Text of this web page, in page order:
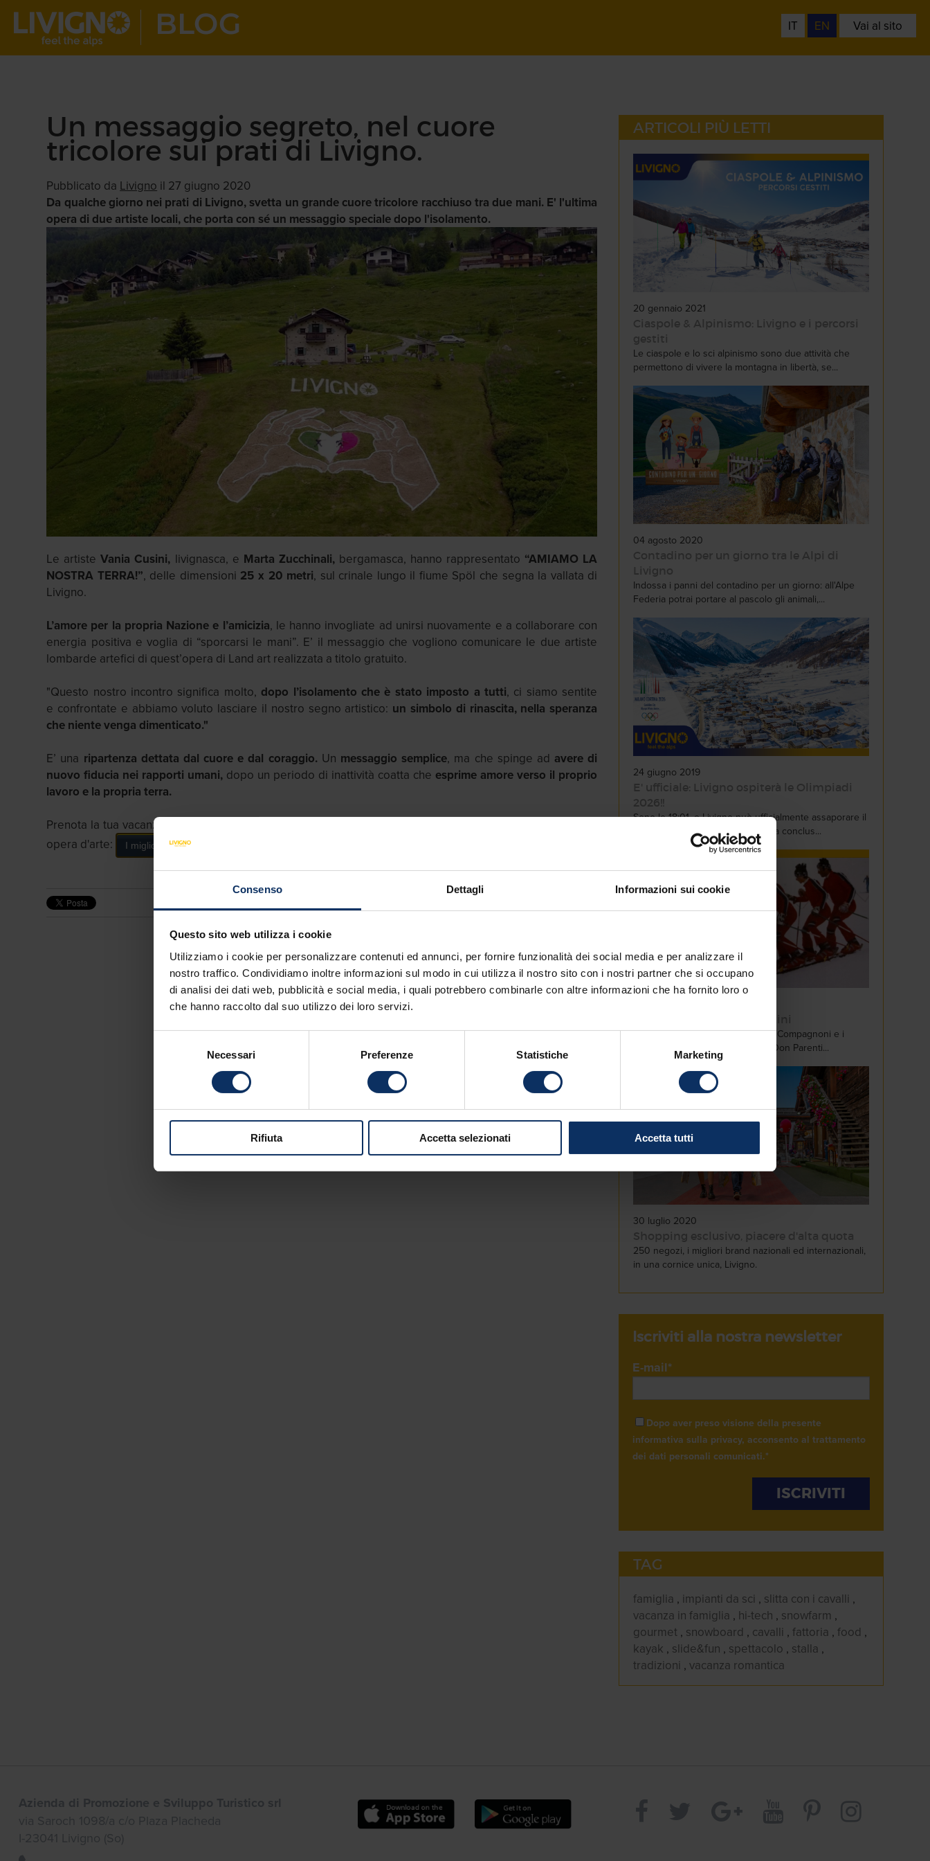
Consenso Dettagli Informazioni sui cookie
Questo sito web utilizza i cookie
Utilizziamo i cookie per personalizzare contenuti ed annunci, per fornire funzionalità dei social media e per analizzare il
nostro traffico. Condividiamo inoltre informazioni sul modo in cui utilizza il nostro sito con i nostri partner che si occupano
di analisi dei dati web, pubblicità e social media, i quali potrebbero combinarle con altre informazioni che ha fornito loro o
che hanno raccolto dal suo utilizzo dei loro servizi.
Necessari Preferenze Statistiche Marketing
Rifiuta Accetta selezionati Accetta tutti
IT EN Vai al sito
Un messaggio segreto, nel cuore
tricolore sui prati di Livigno.
Pubblicato da Livigno il 27 giugno 2020
Da qualche giorno nei prati di Livigno, svetta un grande cuore tricolore racchiuso tra due mani. E' l'ultima
opera di due artiste locali, che porta con sé un messaggio speciale dopo l'isolamento.
Le artisteVania Cusini, livignasca, e Marta Zucchinali,bergamasca, hanno rappresentato “AMIAMO LA
NOSTRA TERRA!”, delle dimensioni 25 x 20 metri, sul crinale lungo il fiume Spöl che segna la vallata di
Livigno.
L’amore per la propria Nazione e l’amicizia, le hanno invogliate ad unirsi nuovamente e a collaborare con
energia positiva e voglia di “sporcarsi le mani”. E’ il messaggio che vogliono comunicare le due artiste
lombarde artefici di quest’opera di Land art realizzata a titolo gratuito.
"Questo nostro incontro significa molto, dopo l’isolamento che è stato imposto a tutti, ci siamo sentite
e confrontate e abbiamo voluto lasciare il nostro segno artistico: un simbolo di rinascita, nella speranza
che niente venga dimenticato."
E’ una ripartenza dettata dal cuore e dal coraggio. Un messaggio semplice, ma che spinge ad avere di
nuovo fiducia nei rapporti umani, dopo un periodo di inattività coatta che esprime amore verso il proprio
lavoro e la propria terra.
Prenota la tua vacanza, a prezzi incredibili e senza commissioni, per vedere dal vivo e fotografare questa
opera d'arte:
I migliori Hotel a prezzi incredibili
ARTICOLI PIÙ LETTI
20 gennaio 2021
Ciaspole & Alpinismo: Livigno e i percorsi
gestiti
Le ciaspole e lo sci alpinismo sono due attività che
permettono di vivere la montagna in libertà, se...
04 agosto 2020
Contadino per un giorno tra le Alpi di
Livigno
Indossa i panni del contadino per un giorno: all'Alpe
Federia potrai portare al pascolo gli animali,...
24 giugno 2019
E' ufficiale: Livigno ospiterà le Olimpiadi
2026!!
Sono le 18:01, e Livigno può ufficialmente assaporare il
sogno olimpico. Si è infatti appena conclus...
I Mottini e i cugini Beppin. Achille Compagnoni e i
quattro fratelli. Il papà di Thoeni, Don Parenti...
30 luglio 2020
Shopping esclusivo, piacere d'alta quota
250 negozi, i migliori brand nazionali ed internazionali,
in una cornice unica, Livigno.
Iscriviti alla nostra newsletter
E-mail*
Dopo aver preso visione della presente
informativa sulla privacy, acconsento al trattamento
dei dati personali comunicati.*
TAG
famiglia , impianti da sci , slitta con i cavalli ,
vacanza in famiglia , hi-tech , snowfarm ,
gourmet , snowboard , cavalli ,fattoria ,food ,
kayak , slide&fun , spettacolo , stalla ,
tradizioni ,vacanza romantica
Azienda di Promozione e Sviluppo Turistico srl
via Saroch 1098/a c/o Plaza Placheda
I-23041 Livigno (So)